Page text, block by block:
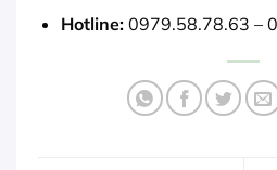
Hotline:0979.58.78.63 –